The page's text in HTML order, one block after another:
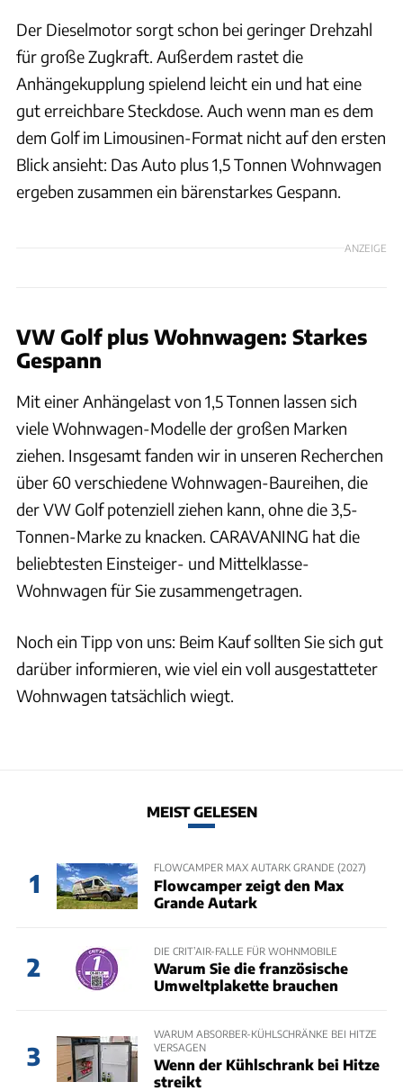
Der Dieselmotor sorgt schon bei geringer Drehzahl
für große Zugkraft. Außerdem rastet die
Anhängekupplung spielend leicht ein und hat eine
gut erreichbare Steckdose. Auch wenn man es dem
dem Golf im Limousinen-Format nicht auf den ersten
Blick ansieht: Das Auto plus 1,5 Tonnen Wohnwagen
ergeben zusammen ein bärenstarkes Gespann.
ANZEIGE
VW Golf plus Wohnwagen: Starkes
Gespann
Mit einer Anhängelast von 1,5 Tonnen lassen sich
viele Wohnwagen-Modelle der großen Marken
ziehen. Insgesamt fanden wir in unseren Recherchen
über 60 verschiedene Wohnwagen-Baureihen, die
der VW Golf potenziell ziehen kann, ohne die 3,5-
Tonnen-Marke zu knacken. CARAVANING hat die
beliebtesten Einsteiger- und Mittelklasse-
Wohnwagen für Sie zusammengetragen.
Noch ein Tipp von uns: Beim Kauf sollten Sie sich gut
darüber informieren, wie viel ein voll ausgestatteter
Wohnwagen tatsächlich wiegt.
MEIST GELESEN
1
FLOWCAMPER MAX AUTARK GRANDE (2027)
Flowcamper zeigt den Max
Grande Autark
2
DIE CRIT’AIR-FALLE FÜR WOHNMOBILE
Warum Sie die französische
Umweltplakette brauchen
3
WARUM ABSORBER-KÜHLSCHRÄNKE BEI HITZE
VERSAGEN
Wenn der Kühlschrank bei Hitze
streikt